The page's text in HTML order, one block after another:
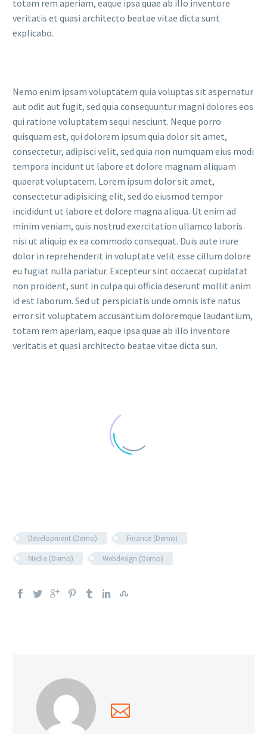
totam rem aperiam, eaque ipsa quae ab illo inventore
veritatis et quasi architecto beatae vitae dicta sunt
explicabo.
Nemo enim ipsam voluptatem quia voluptas sit aspernatur
aut odit aut fugit, sed quia consequuntur magni dolores eos
qui ratione voluptatem sequi nesciunt. Neque porro
quisquam est, qui dolorem ipsum quia dolor sit amet,
consectetur, adipisci velit, sed quia non numquam eius modi
tempora incidunt ut labore et dolore magnam aliquam
quaerat voluptatem. Lorem ipsum dolor sit amet,
consectetur adipisicing elit, sed do eiusmod tempor
incididunt ut labore et dolore magna aliqua. Ut enim ad
minim veniam, quis nostrud exercitation ullamco laboris
nisi ut aliquip ex ea commodo consequat. Duis aute irure
dolor in reprehenderit in voluptate velit esse cillum dolore
eu fugiat nulla pariatur. Excepteur sint occaecat cupidatat
non proident, sunt in culpa qui officia deserunt mollit anim
id est laborum. Sed ut perspiciatis unde omnis iste natus
error sit voluptatem accusantium doloremque laudantium,
totam rem aperiam, eaque ipsa quae ab illo inventore
veritatis et quasi architecto beatae vitae dicta sun.
Development (Demo)
Finance (Demo)
Media (Demo)
Webdesign (Demo)